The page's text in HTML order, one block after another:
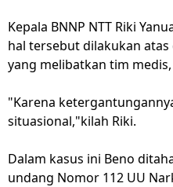
Kepala BNNP NTT Riki
hal tersebut dilakukan
yang melibatkan tim
"Karena
situasional,"kilah Riki.
Dalam kasus ini Beno
undang Nomor 112 UU